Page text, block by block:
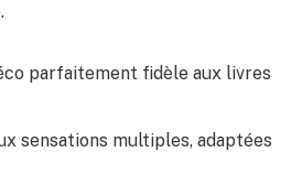
parfaitement fidèle aux livres
sensations multiples, adaptées